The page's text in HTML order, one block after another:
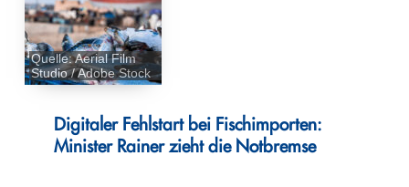
Quelle: Aerial Film
Studio / Adobe Stock
Digitaler Fehlstart bei Fischimporten:
Minister Rainer zieht die Notbremse